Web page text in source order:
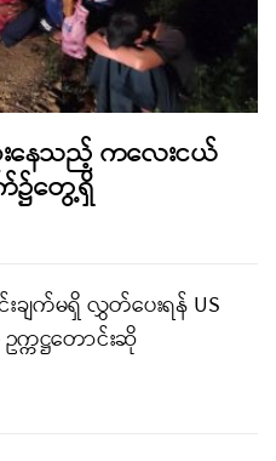
းနေသည့် ကလေးငယ်
၌တွေ့ရှိ
ချက်မရှိ လွှတ်ပေးရန် US
က္ကဋ္ဌတောင်းဆို